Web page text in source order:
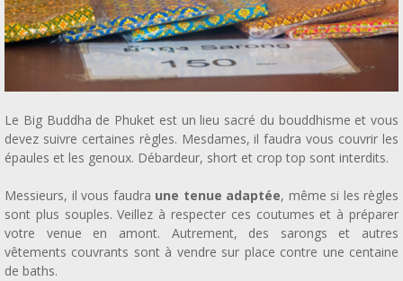
Le Big Buddha de Phuket est un lieu sacré du bouddhisme et vous
devez suivre certaines règles. Mesdames, il faudra vous couvrir les
épaules et les genoux. Débardeur, short et crop top sont interdits.
Messieurs, il vous faudra une tenue adaptée, même si les règles
sont plus souples. Veillez à respecter ces coutumes et à préparer
votre venue en amont. Autrement, des sarongs et autres
vêtements couvrants sont à vendre sur place contre une centaine
de baths.